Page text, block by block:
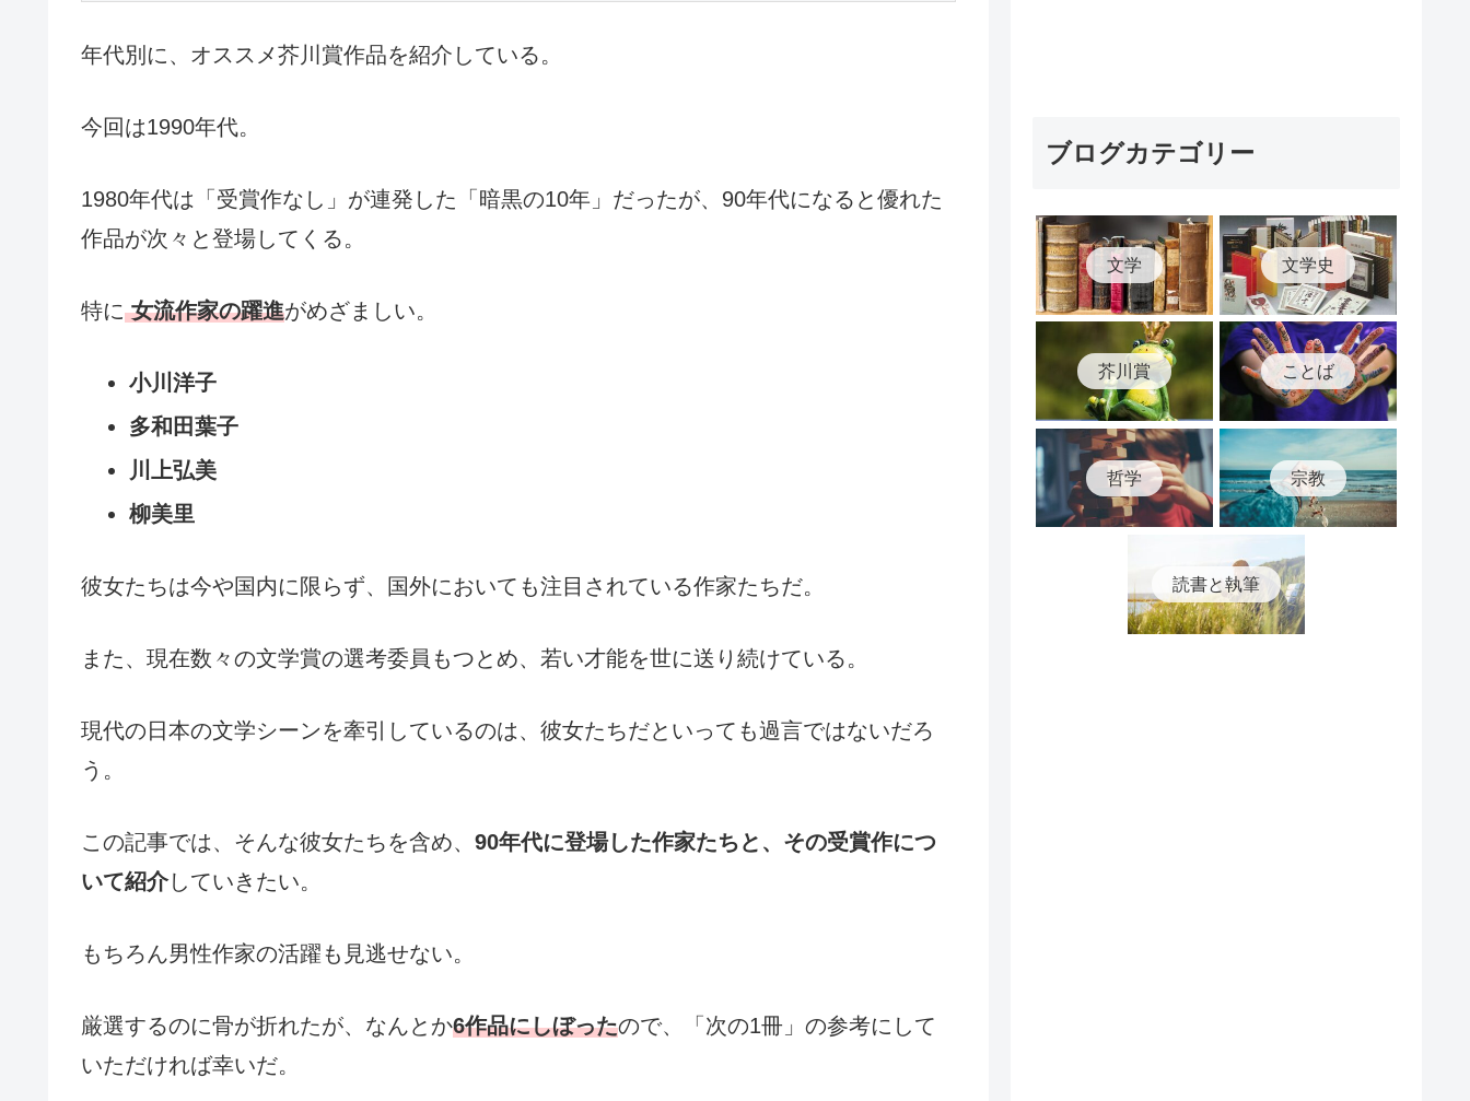
年代別に、オススメ芥川賞作品を紹介している。
今回は1990年代。
1980年代は「受賞作なし」が連発した「暗黒の10年」だったが、90年代になると優れた
作品が次々と登場してくる。
特に 女流作家の躍進がめざましい。
小川洋子
多和田葉子
川上弘美
柳美里
彼女たちは今や国内に限らず、国外においても注目されている作家たちだ。
また、現在数々の文学賞の選考委員もつとめ、若い才能を世に送り続けている。
現代の日本の文学シーンを牽引しているのは、彼女たちだといっても過言ではないだろ
う。
この記事では、そんな彼女たちを含め、 90年代に登場した作家たちと、その受賞作につ
いて紹介していきたい。
もちろん男性作家の活躍も見逃せない。
厳選するのに骨が折れたが、なんとか6作品にしぼったので、「次の1冊」の参考にして
いただければ幸いだ。
ブログカテゴリー
文学 文学史
芥川賞 ことば
哲学 宗教
読書と執筆